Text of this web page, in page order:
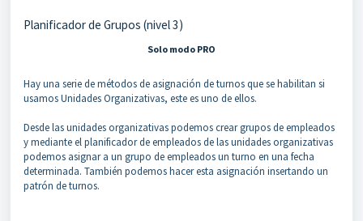
Planificador de Grupos (nivel 3)
Solo modo PRO
Hay una serie de métodos de asignación de turnos que se habilitan si
usamos Unidades Organizativas, este es uno de ellos.
Desde las unidades organizativas podemos crear grupos de empleados
y mediante el planificador de empleados de las unidades organizativas
podemos asignar a un grupo de empleados un turno en una fecha
determinada. También podemos hacer esta asignación insertando un
patrón de turnos.